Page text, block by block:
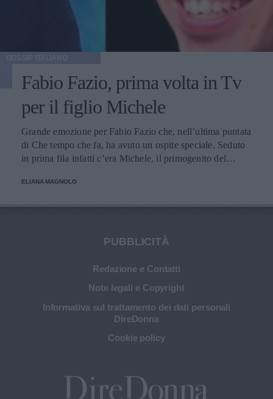
Fabio Fazio, prima volta in Tv
per il figlio Michele
Grande emozione per Fabio Fazio che, nell’ultima puntata
di Che tempo che fa, ha avuto un ospite speciale. Seduto
in prima fila infatti c’era Michele, il primogenito del
trasmissione televisiva.
ELIANA MAGNOLO
PUBBLICITÀ
Redazione e Contatti
Note legali e Copyright
Informativa sul trattamento dei dati personali
DireDonna
Cookie policy